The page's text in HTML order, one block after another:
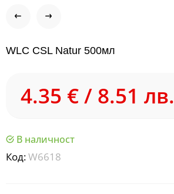
WLC CSL Natur 500мл
4.35 € / 8.51 лв.
В наличност
Код:W6618